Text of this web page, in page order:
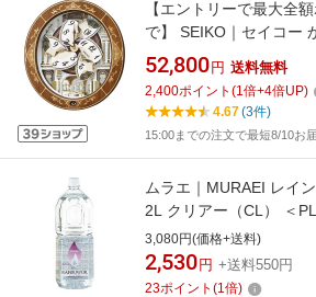
【エントリーで最大全
で】 SEIKO｜セイコー
ブシンフォニー】 天然
動受信機能有]
52,800 円 送料無料
2,400ポイント (1倍+4倍UP)
4.67(3件)
15:00までの注文で最短8/10お
ムラエ｜MURAEI レイ
2L クリアー（CL） ＜
3,080円(価格+送料)
2,530 円 +送料550円
23ポイント (1倍)